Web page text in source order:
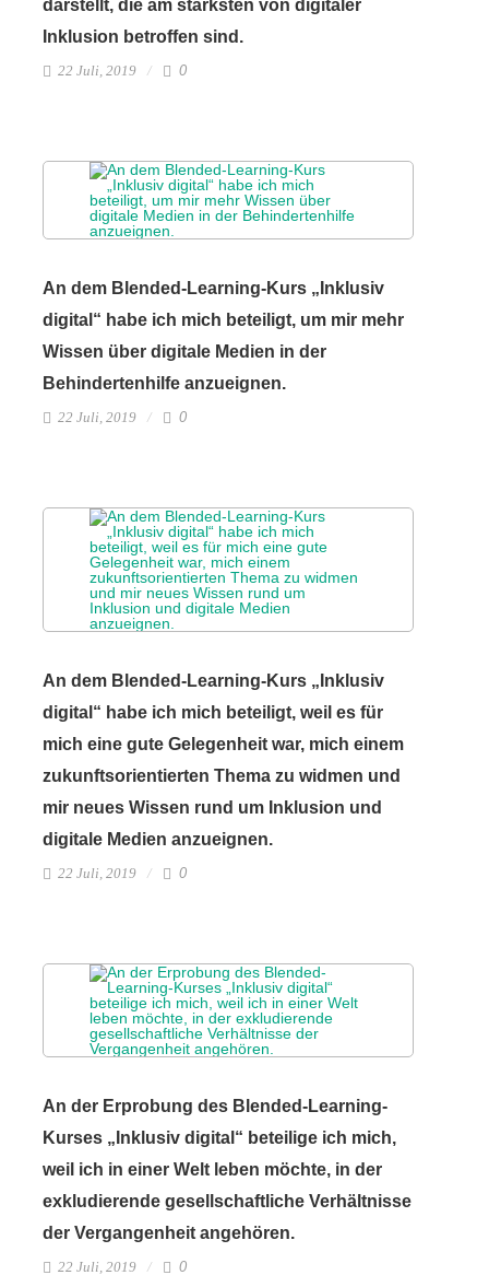
darstellt, die am stärksten von digitaler
Inklusion betroffen sind.
22 Juli, 2019 0
An dem Blended-Learning-Kurs „Inklusiv
digital“ habe ich mich beteiligt, um mir mehr
Wissen über digitale Medien in der
Behindertenhilfe anzueignen.
22 Juli, 2019 0
An dem Blended-Learning-Kurs „Inklusiv
digital“ habe ich mich beteiligt, weil es für
mich eine gute Gelegenheit war, mich einem
zukunftsorientierten Thema zu widmen und
mir neues Wissen rund um Inklusion und
digitale Medien anzueignen.
22 Juli, 2019 0
An der Erprobung des Blended-Learning-
Kurses „Inklusiv digital“ beteilige ich mich,
weil ich in einer Welt leben möchte, in der
exkludierende gesellschaftliche Verhältnisse
der Vergangenheit angehören.
22 Juli, 2019 0